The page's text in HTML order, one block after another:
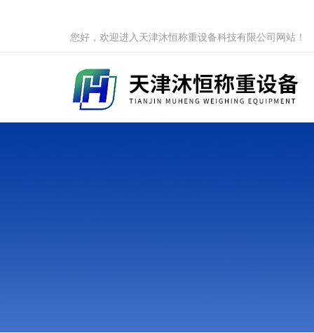
您好，欢迎进入天津沐恒称重设备科技有限公司网站！